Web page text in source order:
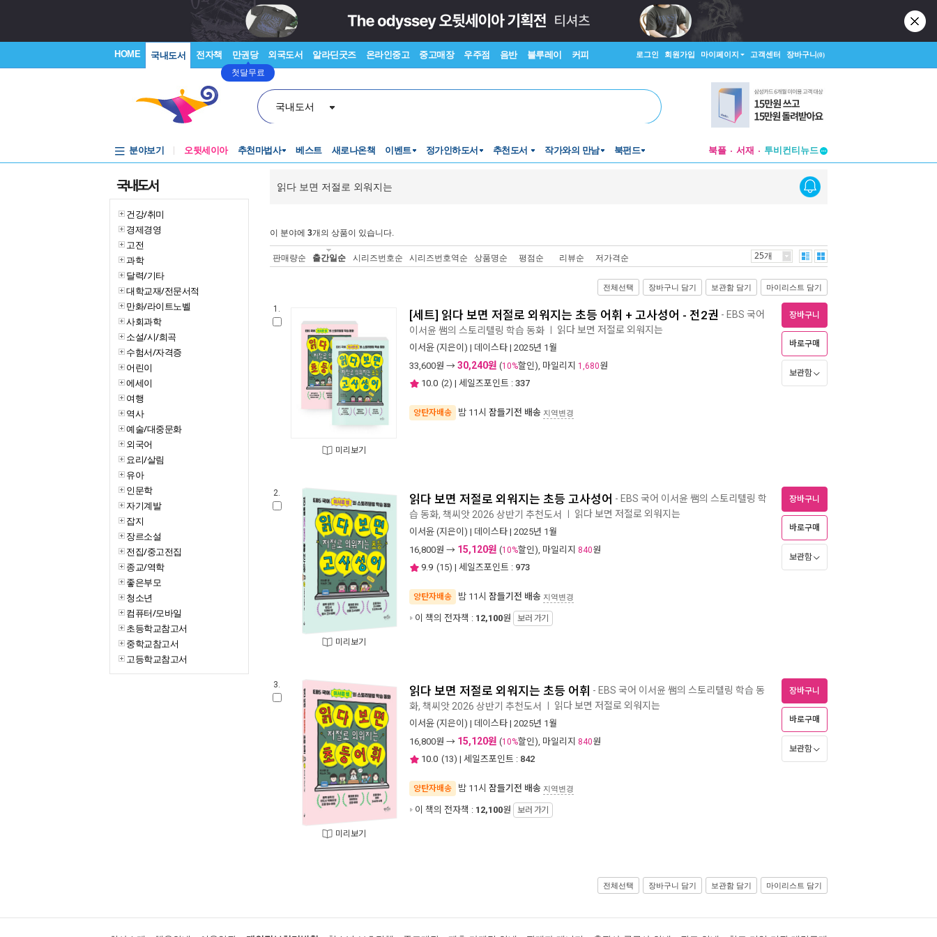
HOME 국내도서 전자책 만권당
첫달무료
외국도서 알라딘굿즈 온라인중고 중고매장 우주점 음반 블루레이 커피 로그인 회원가입 마이페이지 고객센터 장바구니(0)
국내도서
분야보기 오뒷세이아 추천마법사 베스트 새로나온책 이벤트 정가인하도서 추천도서 작가와의 만남 북펀드 북플 서재
투비컨티뉴드
투비컨티뉴드
국내도서
건강/취미
경제경영
고전
과학
달력/기타
대학교재/전문서적
만화/라이트노벨
사회과학
소설/시/희곡
수험서/자격증
어린이
에세이
여행
역사
예술/대중문화
외국어
요리/살림
유아
인문학
자기계발
잡지
장르소설
전집/중고전집
종교/역학
좋은부모
청소년
컴퓨터/모바일
초등학교참고서
중학교참고서
고등학교참고서
읽다 보면 저절로 외워지는
이 분야에 3개의 상품이 있습니다.
판매량순 출간일순 시리즈번호순 시리즈번호역순 상품명순 평점순 리뷰순 저가격순 25개
전체선택 장바구니 담기 보관함 담기 마이리스트 담기
1.
미리보기
[세트] 읽다 보면 저절로 외워지는 초등 어휘 + 고사성어 - 전2권 - EBS 국어
이서윤 쌤의 스토리텔링 학습 동화 읽다 보면 저절로 외워지는
이서윤 (지은이) | 데이스타 | 2025년 1월
33,600원 → 30,240원 (10%할인), 마일리지 1,680원
10.0 (2) | 세일즈포인트 : 337
양탄자배송 밤 11시 잠들기전 배송 지역변경
장바구니
바로구매
보관함
2.
미리보기
읽다 보면 저절로 외워지는 초등 고사성어 - EBS 국어 이서윤 쌤의 스토리텔링 학
습 동화, 책씨앗 2026 상반기 추천도서 읽다 보면 저절로 외워지는
이서윤 (지은이) | 데이스타 | 2025년 1월
16,800원 → 15,120원 (10%할인), 마일리지 840원
9.9 (15) | 세일즈포인트 : 973
양탄자배송 밤 11시 잠들기전 배송 지역변경
이 책의 전자책 : 12,100원 보러 가기
장바구니
바로구매
보관함
3.
미리보기
읽다 보면 저절로 외워지는 초등 어휘 - EBS 국어 이서윤 쌤의 스토리텔링 학습 동
화, 책씨앗 2026 상반기 추천도서 읽다 보면 저절로 외워지는
이서윤 (지은이) | 데이스타 | 2025년 1월
16,800원 → 15,120원 (10%할인), 마일리지 840원
10.0 (13) | 세일즈포인트 : 842
양탄자배송 밤 11시 잠들기전 배송 지역변경
이 책의 전자책 : 12,100원 보러 가기
장바구니
바로구매
보관함
전체선택 장바구니 담기 보관함 담기 마이리스트 담기